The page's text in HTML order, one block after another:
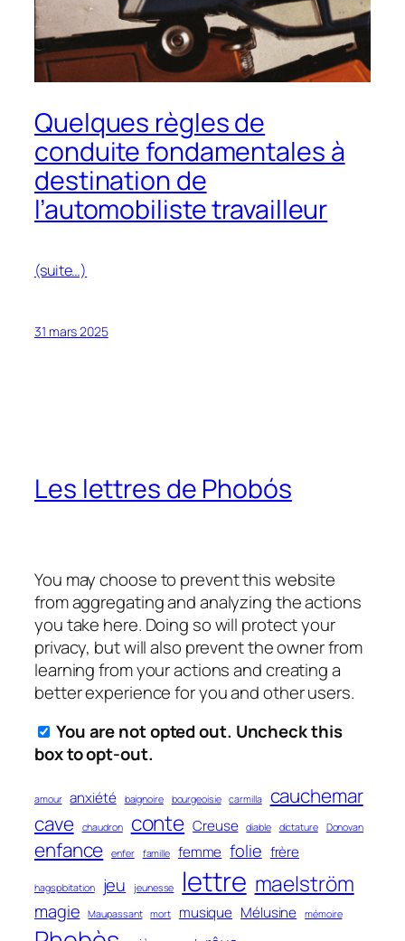
Quelques règles de
conduite fondamentales à
destination de
l’automobiliste travailleur
(suite…)
31 mars 2025
Les lettres de Phobós
You may choose to prevent this website
from aggregating and analyzing the actions
you take here. Doing so will protect your
privacy, but will also prevent the owner from
learning from your actions and creating a
better experience for you and other users.
You are not opted out. Uncheck this
box to opt-out.
amour anxiété baignoire bourgeoisie carmilla
cauchemar
cave
chaudron conte Creuse diable dictature Donovan
enfance enfer famille femme folie frère
hagsploitation jeu jeunesse lettre maelström
magie Maupassant mort musique Mélusine mémoire